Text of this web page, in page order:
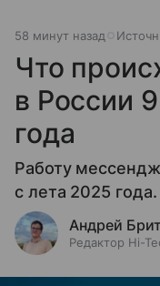
58 минут назад
Что
в России
года
Работу
с лета 2025 года.
Андрей
Редактор Hi-